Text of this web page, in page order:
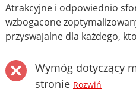
Atrakcyjne i odpowiednio
wzbogacone
przyswajalne dla każdego,
Wymóg dotyczący
stronie Rozwiń